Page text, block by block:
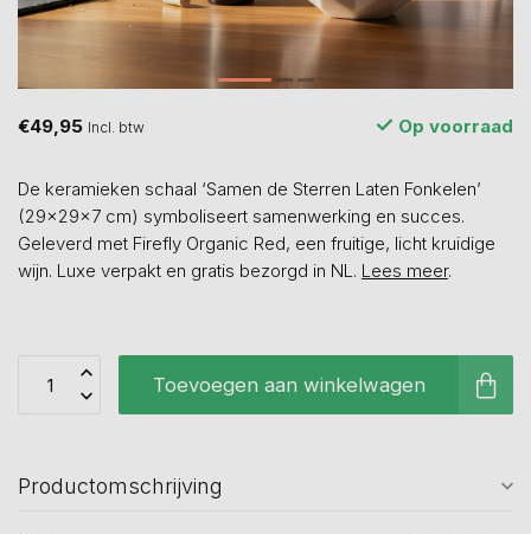
€49,95 Incl. btw Op voorraad
De keramieken schaal ‘Samen de Sterren Laten Fonkelen’
(29×29×7 cm) symboliseert samenwerking en succes.
Geleverd met Firefly Organic Red, een fruitige, licht kruidige
wijn. Luxe verpakt en gratis bezorgd in NL. Lees meer.
Toevoegen aan winkelwagen
Productomschrijving